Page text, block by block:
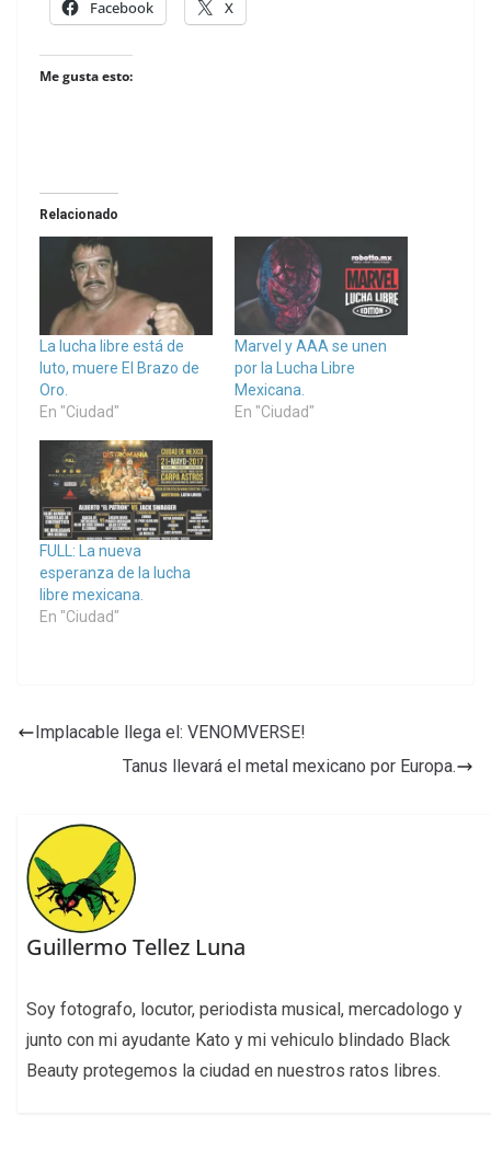
Facebook X
Me gusta esto:
Relacionado
La lucha libre está de
luto, muere El Brazo de
Oro.
En "Ciudad"
Marvel y AAA se unen
por la Lucha Libre
Mexicana.
En "Ciudad"
FULL: La nueva
esperanza de la lucha
libre mexicana.
En "Ciudad"
Implacable llega el: VENOMVERSE!
Tanus llevará el metal mexicano por Europa.
Guillermo Tellez Luna
Soy fotografo, locutor, periodista musical, mercadologo y
junto con mi ayudante Kato y mi vehiculo blindado Black
Beauty protegemos la ciudad en nuestros ratos libres.